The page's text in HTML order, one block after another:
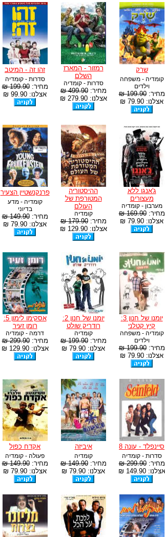
שרק
קומדיה - משפחה
וילדים
מחיר:199.90 ₪
אצלנו: 79.90 ₪
רמזור - המארז
השלם
סדרות - קומדיה
מחיר:499.90 ₪
אצלנו: 279.90 ₪
זהו זה - המיטב
סדרות - קומדיה
מחיר:199.90 ₪
אצלנו: 99.90 ₪
ג'אנגו ללא
מעצורים
מערבון - קומדיה
מחיר:169.90 ₪
אצלנו: 79.90 ₪
ההיסטוריה
המטורפת של
העולם
קומדיה
מחיר:179.90 ₪
אצלנו: 129.90 ₪
פרנקנשטיין הצעיר
קומדיה - מדע
בדיוני
מחיר:149.90 ₪
אצלנו: 79.90 ₪
יומנו של חנון 3:
קיץ קטלני
קומדיה - משפחה
וילדים
מחיר:199.90 ₪
אצלנו: 79.90 ₪
יומנו של חנון 2:
רודריק שולט
קומדיה
מחיר:199.90 ₪
אצלנו: 79.90 ₪
אסקימו לימון 5:
רומן זעיר
דרמה - קומדיה
מחיר:299.90 ₪
אצלנו: 129.90 ₪
סיינפלד - עונה 8
סדרות - קומדיה
מחיר:299.90 ₪
אצלנו: 149.90 ₪
איביזה
קומדיה
מחיר:149.90 ₪
אצלנו: 79.90 ₪
אקדח כפול
פעולה - קומדיה
מחיר:149.90 ₪
אצלנו: 79.90 ₪